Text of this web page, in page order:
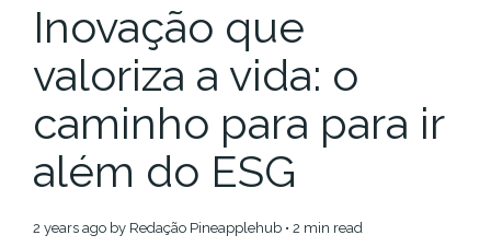
Inovação que
valoriza a vida: o
caminho para para ir
além do ESG
2 years ago by Redação Pineapplehub • 2 min read